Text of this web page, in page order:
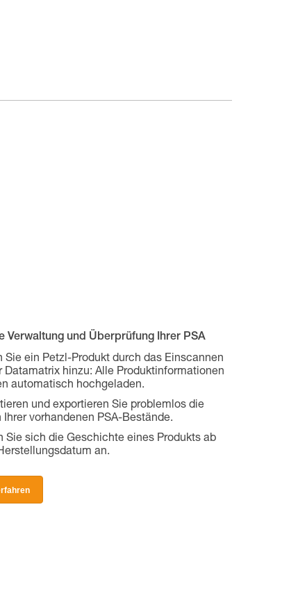
Verwaltung und Überprüfung Ihrer PSA
Sie ein Petzl-Produkt durch das Einscannen
Datamatrix hinzu: Alle Produktinformationen
automatisch hochgeladen.
und exportieren Sie problemlos die
Ihrer vorhandenen PSA-Bestände.
Sie sich die Geschichte eines Produkts ab
an.